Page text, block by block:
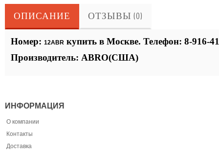
ОПИСАНИЕ ОТЗЫВЫ (0)
Номер: 12ABR купить в Москве. Телефон: 8-916-
Производитель: ABRO(США)
ИНФОРМАЦИЯ
О компании
Контакты
Доставка